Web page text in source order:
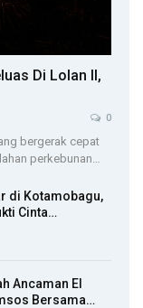
Di Lolan II,
0
bergerak cepat
perkebunan…
di Kotamobagu,
Cinta…
Ancaman El
Bersama…